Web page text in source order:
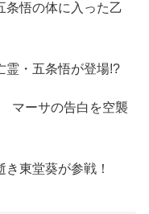
条悟の体に入った乙
霊・五条悟が登場!?
マーサの告白を空襲
東堂葵が参戦！